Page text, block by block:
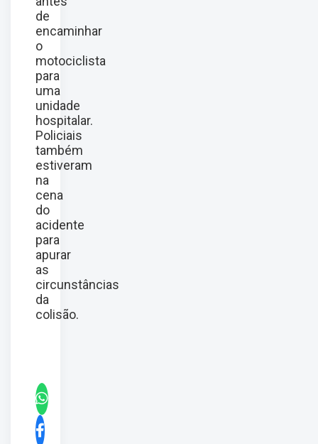
de
encaminhar
o
motociclista
para
uma
unidade
hospitalar.
Policiais
também
estiveram
na
cena
do
acidente
para
apurar
as
circunstâncias
da
colisão.